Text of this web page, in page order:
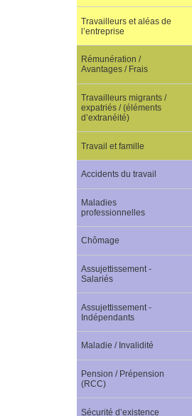
Travailleurs et aléas de
l’entreprise
Rémunération /
Avantages / Frais
Travailleurs migrants /
expatriés / (éléments
d’extranéité)
Travail et famille
Accidents du travail
Maladies
professionnelles
Chômage
Assujettissement -
Salariés
Assujettissement -
Indépendants
Maladie / Invalidité
Pension / Prépension
(RCC)
Sécurité d’existence